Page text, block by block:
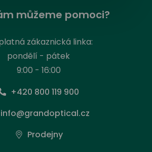
můžeme pomoci?
zákaznická linka:
pondělí - pátek
9:00 - 16:00
+420 800 119 900
info@grandoptical.cz
Prodejny